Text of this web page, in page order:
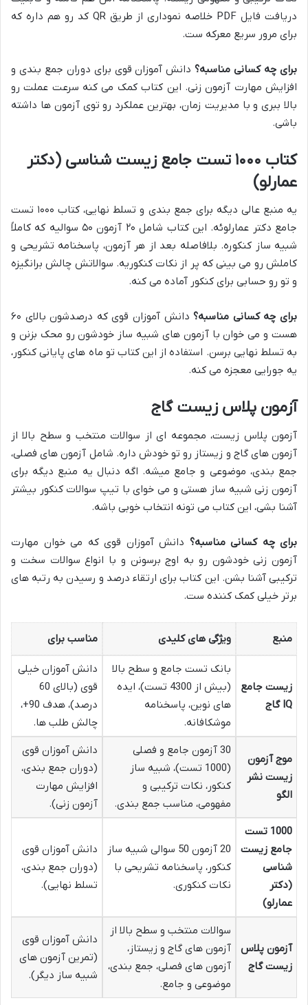
دریافت فایل PDF خلاصه نموداری از طریق QR کد رو هم داره که
برای مرور سریع معرکه ست.
برای چه کسانی مناسبه؟دانش آموزان قوی برای دوران جمع بندی و
افزایش مهارت آزمون زنی. این کتاب کمک می کنه سرعت عملت رو
بالا ببری و با مدیریت زمان، بهترین عملکرد رو توی آزمون ها داشته
باشی.
کتاب ۱۰۰۰ تست جامع زیست شناسی (دکتر
عمارلو)
یه منبع عالی دیگه برای جمع بندی و تسلط نهایی، کتاب ۱۰۰۰ تست
جامع دکتر عمارلوئه. این کتاب شامل ۲۰ آزمون ۵۰ سوالیه که کاملاً
شبیه ساز کنکوره. بلافاصله بعد از هر آزمون، پاسخنامه تشریحی و
کاملش رو می بینی که پر از نکات کنکوریه. سوالاتش چالش برانگیزه
و تو رو حسابی برای کنکور آماده می کنه.
برای چه کسانی مناسبه؟
دانش آموزان قوی که درصدشون بالای ۶۰
هست و می خوان با آزمون های شبیه ساز خودشون رو محک بزنن و
به تسلط نهایی برسن. استفاده از این کتاب تو ماه های پایانی کنکور،
یه جورایی معجزه می کنه.
آزمون پلاس زیست گاج
آزمون پلاس زیست، مجموعه ای از سوالات منتخب و سطح بالا از
آزمون های گاج و زیستاز رو تو خودش داره. شامل آزمون های فصلی،
جمع بندی، موضوعی و جامع میشه. اگه دنبال یه منبع دیگه برای
آزمون زنی شبیه ساز هستی و می خوای با تیپ سوالات کنکور بیشتر
آشنا بشی، این کتاب می تونه انتخاب خوبی باشه.
برای چه کسانی مناسبه؟ دانش آموزان قوی که می خوان مهارت
آزمون زنی خودشون رو به اوج برسونن و با انواع سوالات سخت و
ترکیبی آشنا بشن. این کتاب برای ارتقاء درصد و رسیدن به رتبه های
برتر خیلی کمک کننده ست.
منبع ویژگی های کلیدی مناسب برای
زیست جامع
IQ گاج
بانک تست جامع و سطح بالا
(بیش از 4300 تست)، ایده
های نوین، پاسخنامه
موشکافانه.
دانش آموزان خیلی
قوی (بالای 60
درصد)، هدف 90+،
چالش طلب ها.
موج آزمون
زیست نشر
الگو
30 آزمون جامع و فصلی
(1000 تست)، شبیه ساز
کنکور، نکات ترکیبی و
مفهومی، مناسب جمع بندی.
دانش آموزان قوی
(دوران جمع بندی،
افزایش مهارت
آزمون زنی).
1000 تست
جامع زیست
شناسی
(دکتر
عمارلو)
20 آزمون 50 سوالی شبیه ساز
کنکور، پاسخنامه تشریحی با
نکات کنکوری.
دانش آموزان قوی
(دوران جمع بندی،
تسلط نهایی).
آزمون پلاس
زیست گاج
سوالات منتخب و سطح بالا از
آزمون های گاج و زیستاز،
آزمون های فصلی، جمع بندی،
موضوعی و جامع.
دانش آموزان قوی
(تمرین آزمون های
شبیه ساز دیگر).